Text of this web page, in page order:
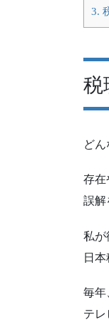
3.
税
どん
存在
誤解
私が
日
毎年
テレ